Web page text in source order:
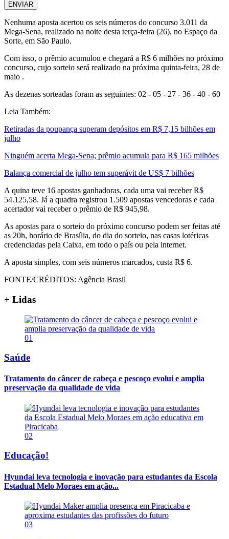
ENVIAR
Nenhuma aposta acertou os seis números do concurso 3.011 da
Mega-Sena, realizado na noite desta terça-feira (26), no Espaço da
Sorte, em São Paulo.
Com isso, o prêmio acumulou e chegará a R$ 6 milhões no próximo
concurso, cujo sorteio será realizado na próxima quinta-feira, 28 de
maio .
As dezenas sorteadas foram as seguintes: 02 - 05 - 27 - 36 - 40 - 60
Leia Também:
Retiradas da poupança superam depósitos em R$ 7,15 bilhões em
julho
Ninguém acerta Mega-Sena; prêmio acumula para R$ 165 milhões
Balança comercial de julho tem superávit de US$ 7 bilhões
A quina teve 16 apostas ganhadoras, cada uma vai receber R$
54.125,58. Já a quadra registrou 1.509 apostas vencedoras e cada
acertador vai receber o prêmio de R$ 945,98.
As apostas para o sorteio do próximo concurso podem ser feitas até
as 20h, horário de Brasília, do dia do sorteio, nas casas lotéricas
credenciadas pela Caixa, em todo o país ou pela internet.
A aposta simples, com seis números marcados, custa R$ 6.
FONTE/CRÉDITOS: Agência Brasil
+ Lidas
01
Saúde
Tratamento do câncer de cabeça e pescoço evolui e amplia
preservação da qualidade de vida
02
Educação!
Hyundai leva tecnologia e inovação para estudantes da Escola
Estadual Melo Moraes em ação...
03